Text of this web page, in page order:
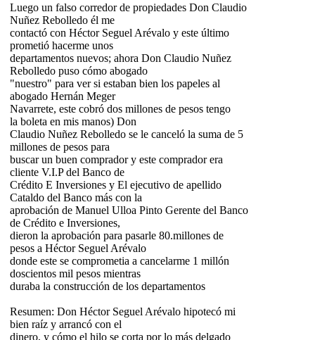
Luego un falso corredor de propiedades Don Claudio
Nuñez Rebolledo él me
contactó con Héctor Seguel Arévalo y este último
prometió hacerme unos
departamentos nuevos; ahora Don Claudio Nuñez
Rebolledo puso cómo abogado
"nuestro" para ver si estaban bien los papeles al
abogado Hernán Meger
Navarrete, este cobró dos millones de pesos tengo
la boleta en mis manos) Don
Claudio Nuñez Rebolledo se le canceló la suma de 5
millones de pesos para
buscar un buen comprador y este comprador era
cliente V.I.P del Banco de
Crédito E Inversiones y El ejecutivo de apellido
Cataldo del Banco más con la
aprobación de Manuel Ulloa Pinto Gerente del Banco
de Crédito e Inversiones,
dieron la aprobación para pasarle 80.millones de
pesos a Héctor Seguel Arévalo
donde este se comprometia a cancelarme 1 millón
doscientos mil pesos mientras
duraba la construcción de los departamentos
Resumen: Don Héctor Seguel Arévalo hipotecó mi
bien raíz y arrancó con el
dinero, y cómo el hilo se corta por lo más delgado